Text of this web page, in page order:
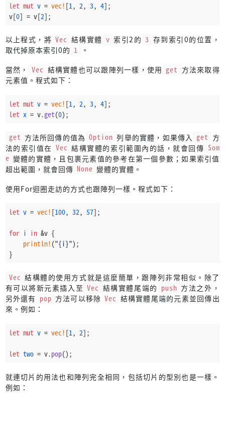
let mut v = vec! [1, 2, 3, 4];
v[0] = v[2];
以上程式，將 Vec 結構實體 v 索引2的 3 存到索引0的位置，
取代掉原本索引0的 1
。
當然，
Vec 結構實體也可以跟陣列一樣，使用 get 方法來取得
元素值。程式如下：
let mut v = vec! [1 , 2, 3, 4];
let x = v.get(0);
get 方法所回傳的值為 Option 列舉的實體，如果傳入 get 方
法的索引值在 Vec 結構實體的索引範圍內的話，就會回傳 Som
e 變體的實體，且包裹元素值的參考在第一個參數；如果索引值
超出範圍，就會回傳 None 變體的實體。
使用For迴圈走訪的方式也跟陣列一樣。程式如下：
let v = vec! [100, 32, 57];
for i in &v {
println! ("{i}");
}
Vec 結構體的使用方式就是這麼簡單，跟陣列非常相似。除了
有可以將新元素插入至 Vec 結構實體尾端的 push 方法之外，
另外還有 pop 方法可以移除 Vec 結構實體尾端的元素並回傳出
來。例如：
let mut v = vec! [1 , 2];
let two = v.pop();
就連切片的用法也和陣列完全相同，包括切片的型別也是一樣。
例如：